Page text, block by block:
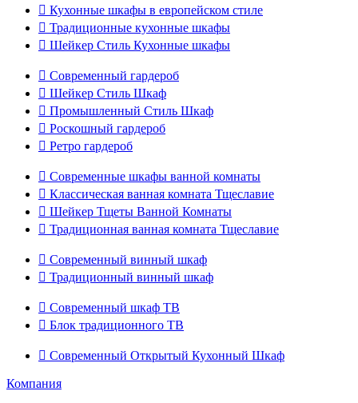
 Кухонные шкафы в европейском стиле
 Традиционные кухонные шкафы
 Шейкер Стиль Кухонные шкафы
 Современный гардероб
 Шейкер Стиль Шкаф
 Промышленный Стиль Шкаф
 Роскошный гардероб
 Ретро гардероб
 Современные шкафы ванной комнаты
 Классическая ванная комната Тщеславие
 Шейкер Тщеты Ванной Комнаты
 Традиционная ванная комната Тщеславие
 Современный винный шкаф
 Традиционный винный шкаф
 Современный шкаф ТВ
 Блок традиционного ТВ
 Современный Открытый Кухонный Шкаф
Компания